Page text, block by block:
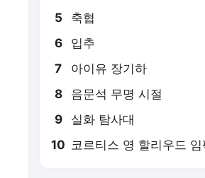
5 축협
6 입추
7 아이유 장기하
8 음문석 무명 시절
9 실화 탐사대
10 코르티스 영 할리우드 임